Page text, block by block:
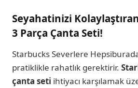
Seyahatinizi
3 Parça Çanta Seti!
Starbucks Severlere
pratiklikle rahatlık gerektirir.
çanta seti ihtiyacı karşılamak